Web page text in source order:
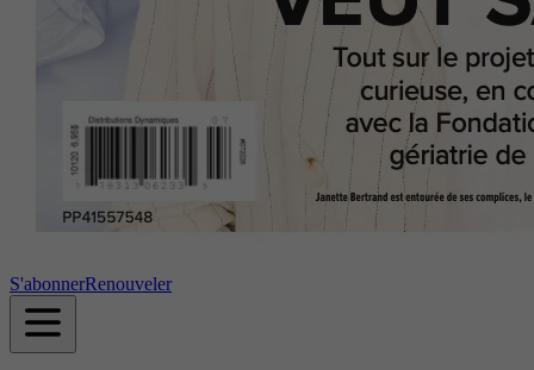
S'abonnerRenouveler